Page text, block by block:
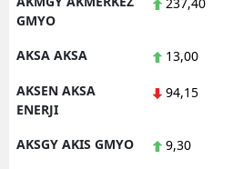
GMYO
AKSA AKSA 13,00
AKSEN AKSA
ENERJI
94,15
AKSGY AKIS GMYO 9,30